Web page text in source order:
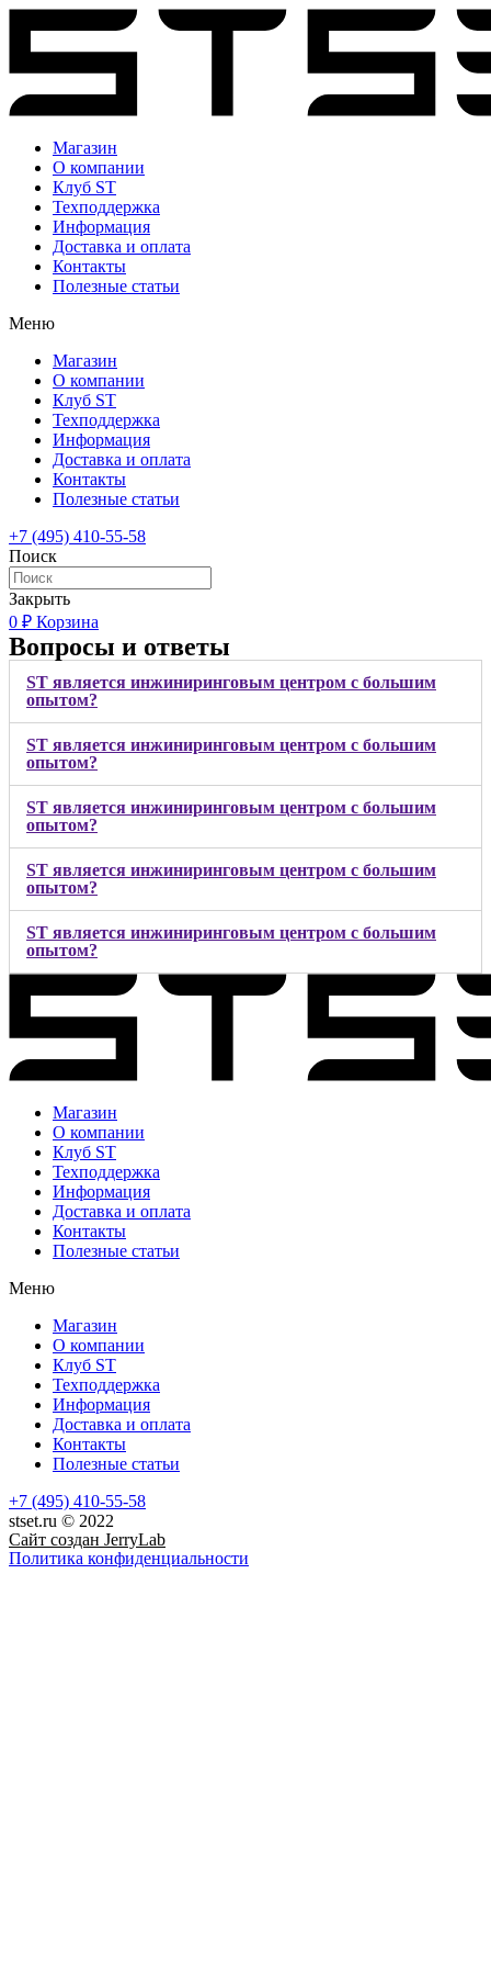
содержимому
Магазин
О компании
Клуб ST
Техподдержка
Информация
Доставка и оплата
Контакты
Полезные статьи
Меню
Магазин
О компании
Клуб ST
Техподдержка
Информация
Доставка и оплата
Контакты
Полезные статьи
+7 (495) 410-55-58
Поиск
Закрыть
0 ₽ Корзина
Вопросы и ответы
ST является инжиниринговым центром с большим
опытом?
ST является инжиниринговым центром с большим
опытом?
ST является инжиниринговым центром с большим
опытом?
ST является инжиниринговым центром с большим
опытом?
ST является инжиниринговым центром с большим
опытом?
Магазин
О компании
Клуб ST
Техподдержка
Информация
Доставка и оплата
Контакты
Полезные статьи
Меню
Магазин
О компании
Клуб ST
Техподдержка
Информация
Доставка и оплата
Контакты
Полезные статьи
+7 (495) 410-55-58
stset.ru © 2022
Сайт создан JerryLab
Политика конфиденциальности